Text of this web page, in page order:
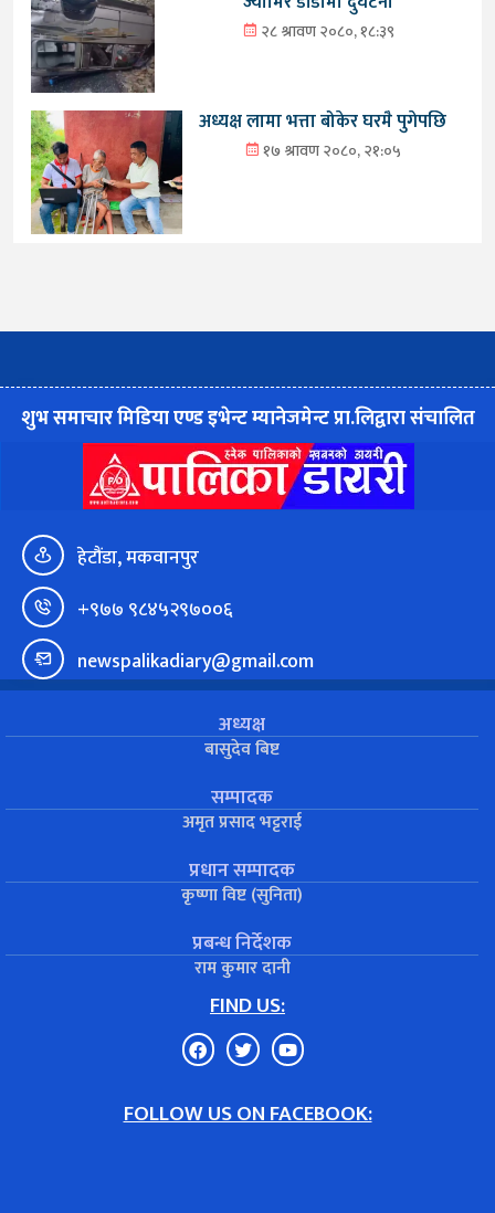
२८ श्रावण २०८०, १८:३९
अध्यक्ष लामा भत्ता बोकेर घरमै पुगेपछि
१७ श्रावण २०८०, २१:०५
शुभ समाचार मिडिया एण्ड इभेन्ट म्यानेजमेन्ट प्रा.लिद्वारा संचालित
हेटौंडा, मकवानपुर
+९७७ ९८४५२९७००६
newspalikadiary@gmail.com
अध्यक्ष
बासुदेव बिष्ट
सम्पादक
अमृत प्रसाद भट्टराई
प्रधान सम्पादक
कृष्णा विष्ट (सुनिता)
प्रबन्ध निर्देशक
राम कुमार दानी
FIND US:
FOLLOW US ON FACEBOOK: